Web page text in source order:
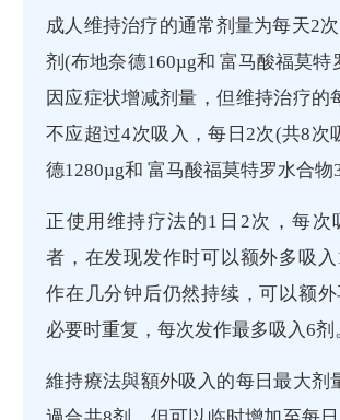
成人维持治疗的通常剂量为每天2
剂(布地奈德160µg和 富马酸福莫特
因应症状增减剂量，但维持治疗的
不应超过4次吸入，每日2次(共8次
德1280µg和 富马酸福莫特罗水合物
正使用维持疗法的1日2次，每次
者，在发现发作时可以额外多吸
作在几分钟后仍然持续，可以额外
必要时重复，每次发作最多吸入6剂
維持療法與額外吸入的每日最大剂